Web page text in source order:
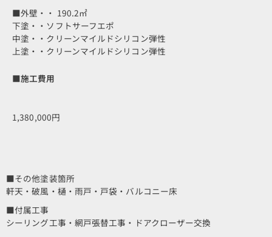
■外壁・・ 190.2㎡
下塗・・ソフトサーフエポ
中塗・・クリーンマイルドシリコン弾性
上塗・・クリーンマイルドシリコン弾性
■施工費用
1,380,000円
■その他塗装箇所
軒天・破風・樋・雨戸・戸袋・バルコニー床
■付属工事
シーリング工事・網戸張替工事・ドアクローザー交換